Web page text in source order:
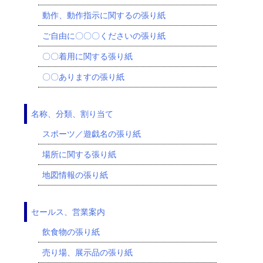
動作、動作指示に関するの張り紙
ご自由に〇〇〇くださいの張り紙
〇〇着用に関する張り紙
〇〇ありますの張り紙
名称、分類、割り当て
スポーツ／遊戯名の張り紙
場所に関する張り紙
地図情報の張り紙
セールス、営業案内
飲食物の張り紙
売り場、展示品の張り紙